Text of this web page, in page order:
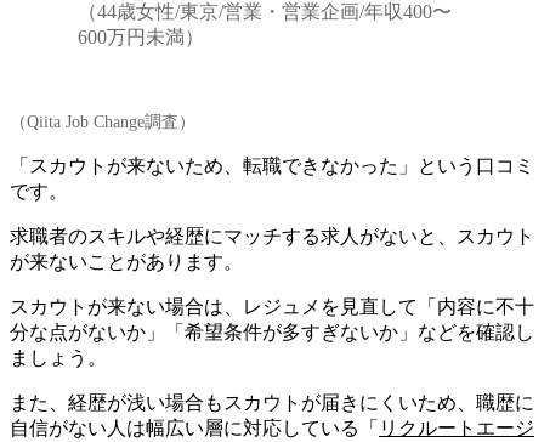
（44歳女性/東京/営業・営業企画/年収400〜
600万円未満）
（Qiita Job Change調査）
「スカウトが来ないため、転職できなかった」という口コミ
です。
求職者のスキルや経歴にマッチする求人がないと、スカウト
が来ないことがあります。
スカウトが来ない場合は、
レジュメを見直して「内容に不十
分な点がないか」「希望条件が多すぎないか」などを確認し
ましょう。
また、経歴が浅い場合もスカウトが届きにくいため、職歴に
自信がない人は幅広い層に対応している「 リクルートエージ